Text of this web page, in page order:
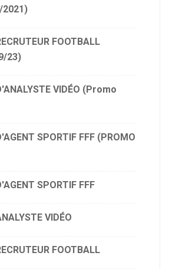
FOOTBALL
23)
VIDÉO (Promo
SPORTIF FFF (PROMO
SPORTIF FFF
VIDÉO
FOOTBALL